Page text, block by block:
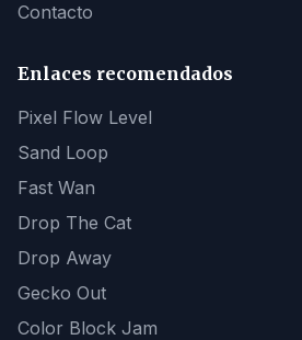
Contacto
Enlaces recomendados
Pixel Flow Level
Sand Loop
Fast Wan
Drop The Cat
Drop Away
Gecko Out
Color Block Jam